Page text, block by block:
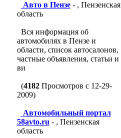
Авто в Пензе- , Пензенская
область
Вся информация об
автомобилях в Пензе и
области, список автосалонов,
частные объявления, статьи и
ви
(4182Просмотров с 12-29-
2009)
Автомобильный портал
58avto.ru - , Пензенская
область